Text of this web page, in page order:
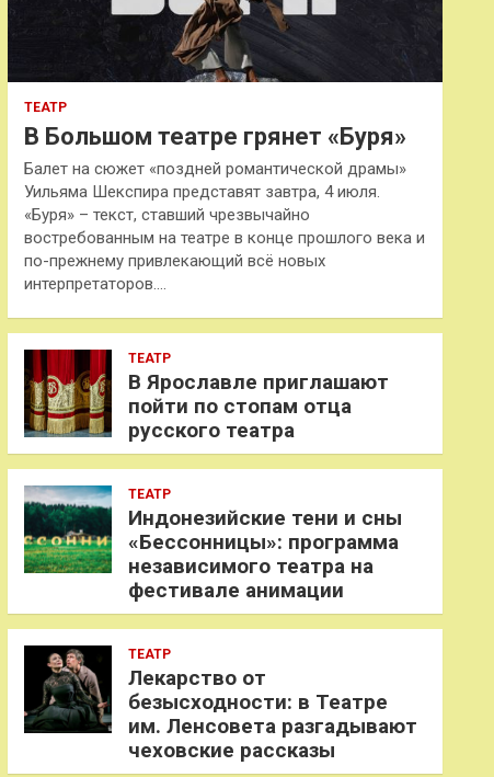
ТЕАТР
В Большом театре грянет «Буря»
Балет на сюжет «поздней романтической драмы»
Уильяма Шекспира представят завтра, 4 июля.
«Буря» – текст, ставший чрезвычайно
востребованным на театре в конце прошлого века и
по-прежнему привлекающий всё новых
интерпретаторов.…
ТЕАТР
В Ярославле приглашают
пойти по стопам отца
русского театра
ТЕАТР
Индонезийские тени и сны
«Бессонницы»: программа
независимого театра на
фестивале анимации
ТЕАТР
Лекарство от
безысходности: в Театре
им. Ленсовета разгадывают
чеховские рассказы